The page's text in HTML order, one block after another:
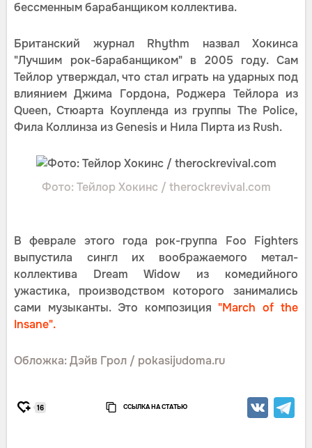
бессменным барабанщиком коллектива.
Британский журнал Rhythm назвал Хокинса
"Лучшим рок-барабанщиком" в 2005 году. Сам
Тейлор утверждал, что стал играть на ударных под
влиянием Джима Гордона, Роджера Тейлора из
Queen, Стюарта Коупленда из группы The Police,
Фила Коллинза из Genesis и Нила Пирта из Rush.
Фото: Тейлор Хокинс / therockrevival.com
В феврале этого года рок-группа Foo Fighters
выпустила сингл их воображаемого метал-
коллектива Dream Widow из комедийного
ужастика, производством которого занимались
сами музыканты. Это композиция"March of the
Insane".
Обложка: Дэйв Грол / pokasijudoma.ru
16 ССЫЛКА НА СТАТЬЮ